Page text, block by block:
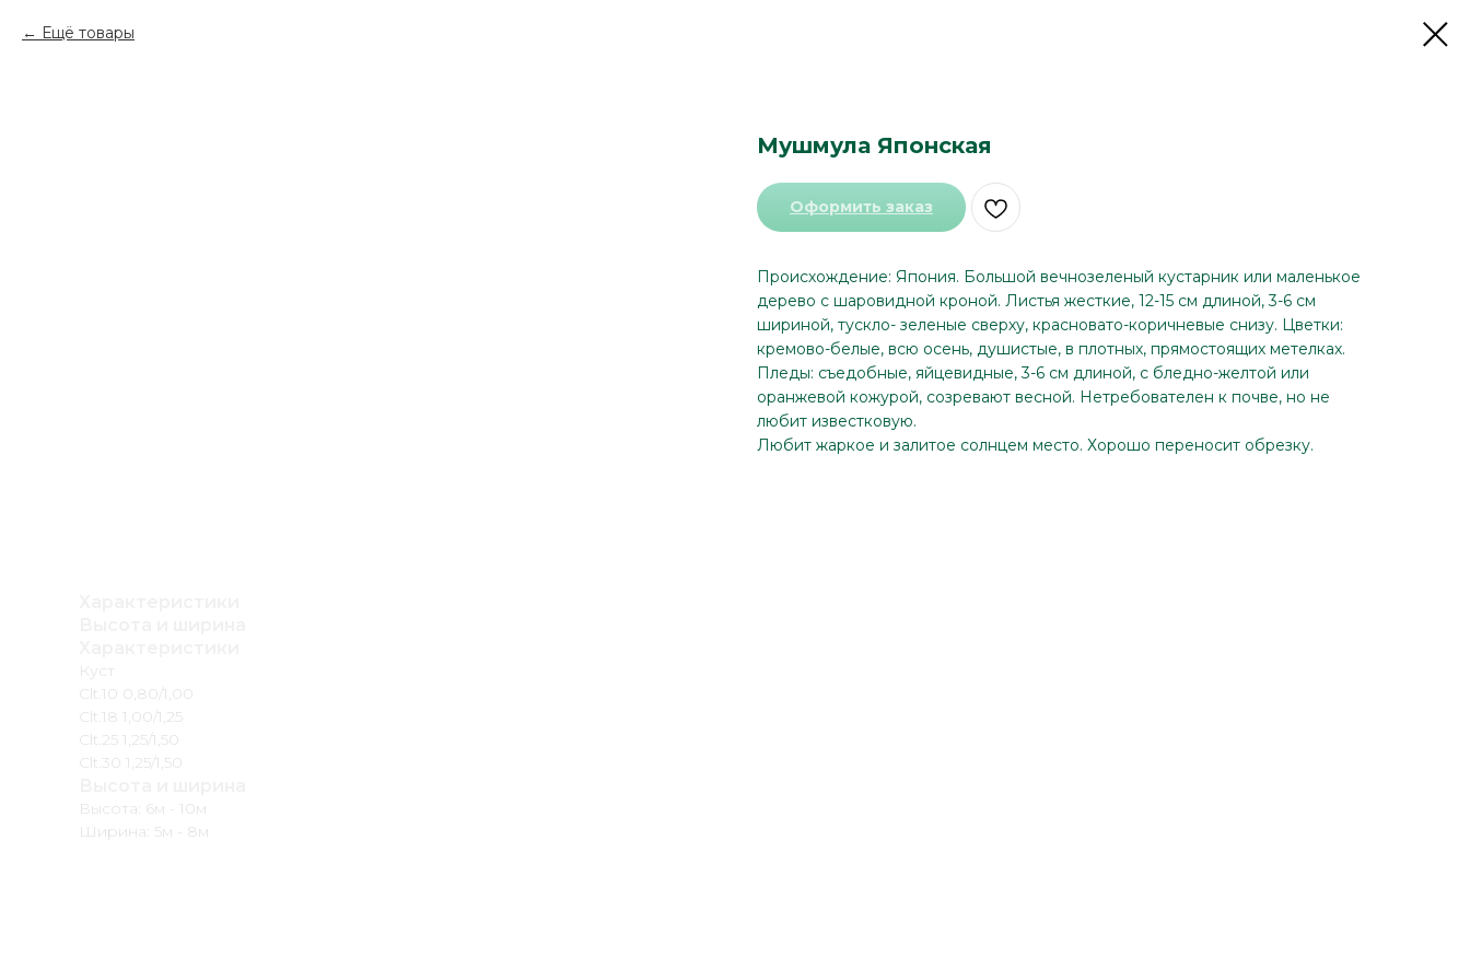
Ещё товары
Мушмула Японская
Оформить заказ
Происхождение: Япония. Большой вечнозеленый кустарник или маленькое
дерево с шаровидной кроной. Листья жесткие, 12-15 см длиной, 3-6 см
шириной, тускло- зеленые сверху, красновато-коричневые снизу. Цветки:
кремово-белые, всю осень, душистые, в плотных, прямостоящих метелках.
Пледы: съедобные, яйцевидные, 3-6 см длиной, с бледно-желтой или
оранжевой кожурой, созревают весной. Нетребователен к почве, но не
любит известковую.
Любит жаркое и залитое солнцем место. Хорошо переносит обрезку.
Куст
Clt.10 0,80/1,00
Clt.18 1,00/1,25
Clt.25 1,25/1,50
Clt.30 1,25/1,50
Высота: 6м - 10м
Ширина: 5м - 8м